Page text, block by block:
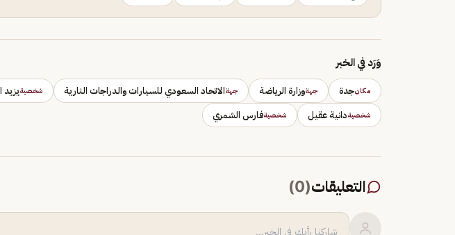
وَرَد في الخبر
مكانجدة جهةوزارة الرياضة جهةالاتحاد السعودي للسيارات والدراجات النارية شخصيةيزيد
شخصيةدانية عقيل شخصيةفارس الشمري
التعليقات(
0
)